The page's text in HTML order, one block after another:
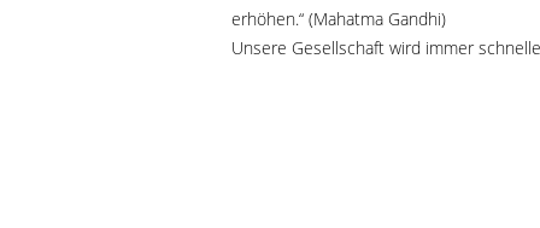
erhöhen.“ (Mahatma Gandhi)
Unsere Gesellschaft wird immer